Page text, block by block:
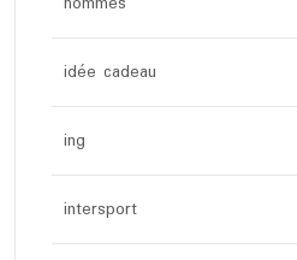
idée cadeau
ing
intersport